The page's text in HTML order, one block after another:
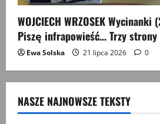
WOJCIECH WRZOSEK Wycinanki
Piszę infrapowieść… Trzy
Ewa Solska 21 lipca 2026 0
NASZE NAJNOWSZE TEKSTY